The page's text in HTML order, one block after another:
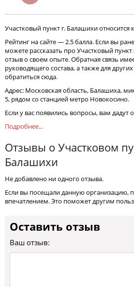
Участковый пункт г. Балашихи относится
Рейтинг на сайте — 2.5 балла. Если вы
можете рассказать про Участковый
отзыв о своем опыте. Обратная связь
руководящего состава, а также для
обратиться сюда.
Адрес: Московская область, Балашиха,
5, рядом со станцией метро Новокосино.
Если у вас появились вопросы, вам дадут
Подробнее...
Отзывы о Участковом
Балашихи
Не добавлено ни одного отзыва.
Если вы посещали данную организацию,
впечатлением. Это поможет другим
Оставить отзыв
Ваш отзыв: